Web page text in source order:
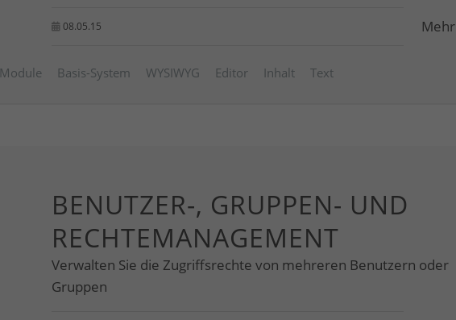
08.05.15 Mehr
Module Basis-System WYSIWYG Editor Inhalt Text
BENUTZER-, GRUPPEN- UND
RECHTEMANAGEMENT
Verwalten Sie die Zugriffsrechte von mehreren Benutzern oder
Gruppen